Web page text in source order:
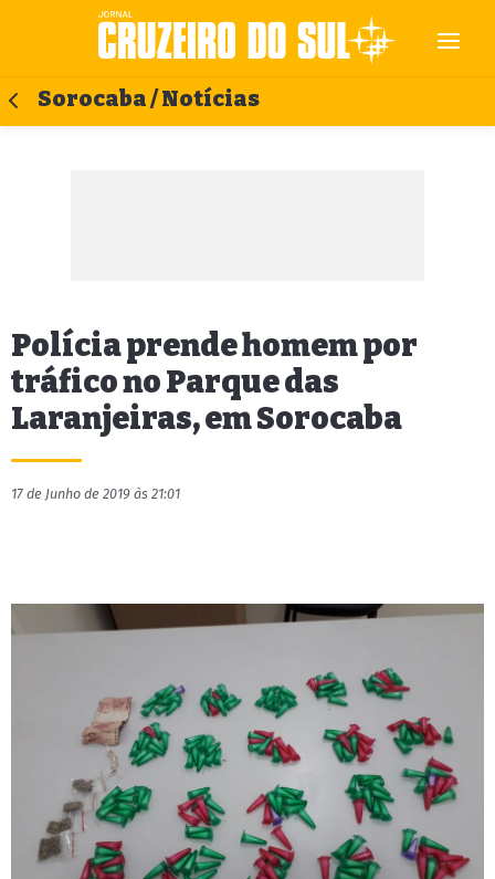
Sorocaba / Notícias
Polícia prende homem por
tráfico no Parque das
Laranjeiras, em Sorocaba
17 de Junho de 2019 às 21:01